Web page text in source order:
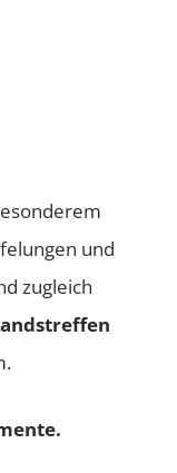
und
zugleich